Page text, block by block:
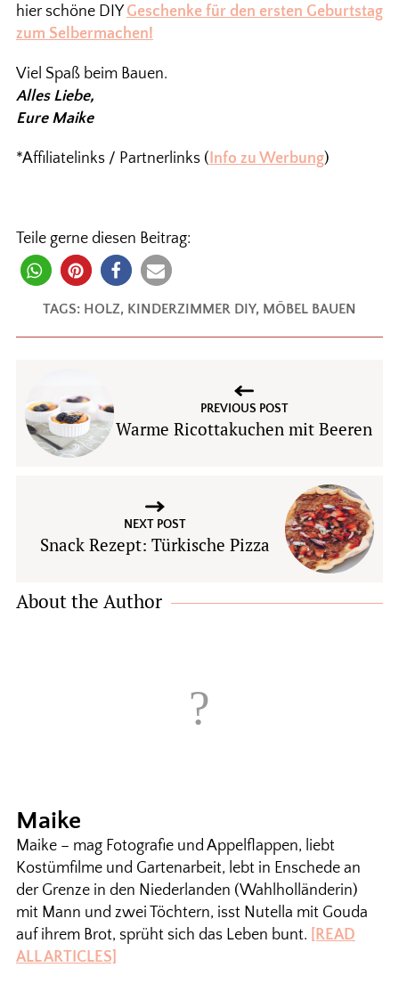
hier schöne DIY Geschenke für den ersten Geburtstag
zum Selbermachen!
Viel Spaß beim Bauen.
Alles Liebe,
Eure Maike
*Affiliatelinks / Partnerlinks (Info zu Werbung)
Teile gerne diesen Beitrag:
TAGS: HOLZ, KINDERZIMMER DIY, MÖBEL BAUEN
PREVIOUS POST
Warme Ricottakuchen mit Beeren
NEXT POST
Snack Rezept: Türkische Pizza
About the Author
Maike
Maike – mag Fotografie und Appelflappen, liebt
Kostümfilme und Gartenarbeit, lebt in Enschede an
der Grenze in den Niederlanden (Wahlholländerin)
mit Mann und zwei Töchtern, isst Nutella mit Gouda
auf ihrem Brot, sprüht sich das Leben bunt. [READ
ALL ARTICLES]